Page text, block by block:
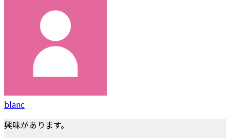
blanc
興味があります。